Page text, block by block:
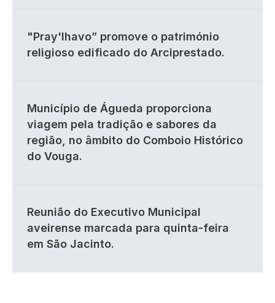
"Pray'lhavo” promove o património
religioso edificado do Arciprestado.
Município de Águeda proporciona
viagem pela tradição e sabores da
região, no âmbito do Comboio Histórico
do Vouga.
Reunião do Executivo Municipal
aveirense marcada para quinta-feira
em São Jacinto.